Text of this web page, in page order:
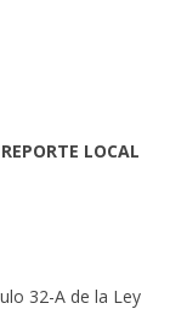
LOCAL
32-A de la Ley